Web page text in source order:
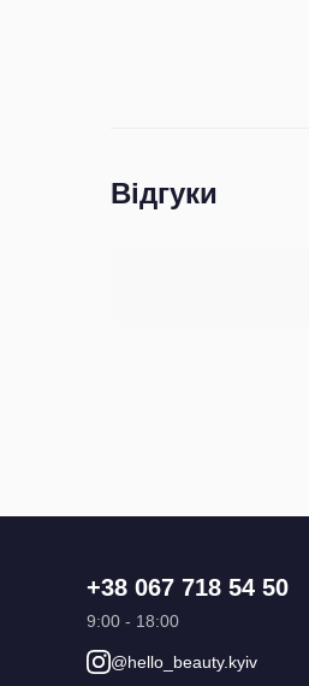
Відгуки
+38 067 718 54 50
9:00 - 18:00
@hello_beauty.kyiv